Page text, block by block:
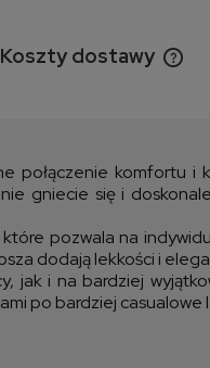
Koszty dostawy
połączenie komfortu i
gniecie się i
pozwala na
dodają lekkości i
jak i na bardziej
po bardziej casualowe